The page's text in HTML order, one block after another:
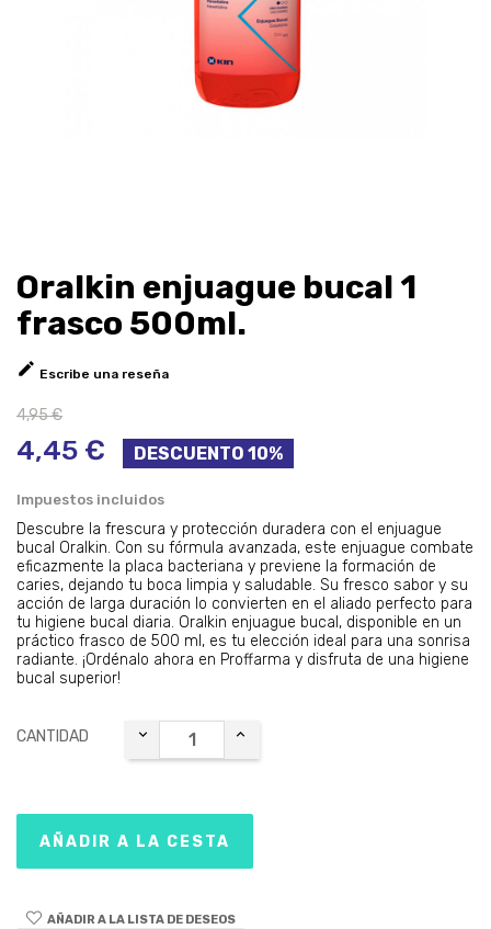
Oralkin enjuague bucal 1
frasco 500ml.
 Escribe una reseña
4,95 €
4,45 € DESCUENTO 10%
Impuestos incluidos
Descubre la frescura y protección duradera con el enjuague
bucal Oralkin. Con su fórmula avanzada, este enjuague combate
eficazmente la placa bacteriana y previene la formación de
caries, dejando tu boca limpia y saludable. Su fresco sabor y su
acción de larga duración lo convierten en el aliado perfecto para
tu higiene bucal diaria. Oralkin enjuague bucal, disponible en un
práctico frasco de 500 ml, es tu elección ideal para una sonrisa
radiante. ¡Ordénalo ahora en Proffarma y disfruta de una higiene
bucal superior!
CANTIDAD
AÑADIR A LA CESTA
AÑADIR A LA LISTA DE DESEOS